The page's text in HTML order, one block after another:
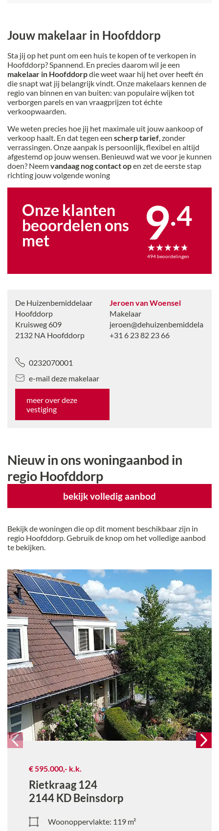
Jouw makelaar in Hoofddorp
Sta jij op het punt om een huis te kopen of te verkopen in
Hoofddorp? Spannend. En precies daarom wil je een
makelaar in Hoofddorpdie weet waar hij het over heeft én
die snapt wat jij belangrijk vindt. Onze makelaars kennen de
regio van binnen en van buiten: van populaire wijken tot
verborgen parels en van vraagprijzen tot échte
verkoopwaarden.
We weten precies hoe jij het maximale uit jouw aankoop of
verkoop haalt. En dat tegen een scherp tarief , zonder
verrassingen. Onze aanpak is persoonlijk, flexibel en altijd
afgestemd op jouw wensen. Benieuwd wat we voor je kunnen
doen? Neemvandaag nog contact open zet de eerste stap
richting jouw volgende woning
Onze klanten
beoordelen ons
met 9.4
494beoordelingen
De Huizenbemiddelaar
Hoofddorp
Kruisweg 609
2132 NA Hoofddorp
0232070001
e-mail deze makelaar
meer over deze
vestiging
Jeroen van Woensel
Makelaar
jeroen@dehuizenbemiddelaar.nl
+31 6 23 82 23 66
Nieuw in ons woningaanbod in
regio Hoofddorp
bekijk volledig aanbod
Bekijk de woningen die op dit moment beschikbaar zijn in
regio Hoofddorp. Gebruik de knop om het volledige aanbod
te bekijken.
Rietkraag 124
2144 KDBeinsdorp
€ 595.000,- k.k.
Woonoppervlakte: 119 m²